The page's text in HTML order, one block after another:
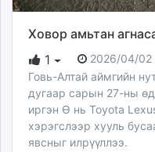
Ховор амьтан
1
2026/04/02
Говь-Алтай аймгийн
дугаар сарын 27-ны
иргэн Ө нь Toyota
хэрэгслээр хууль
явсныг илрүүллээ.